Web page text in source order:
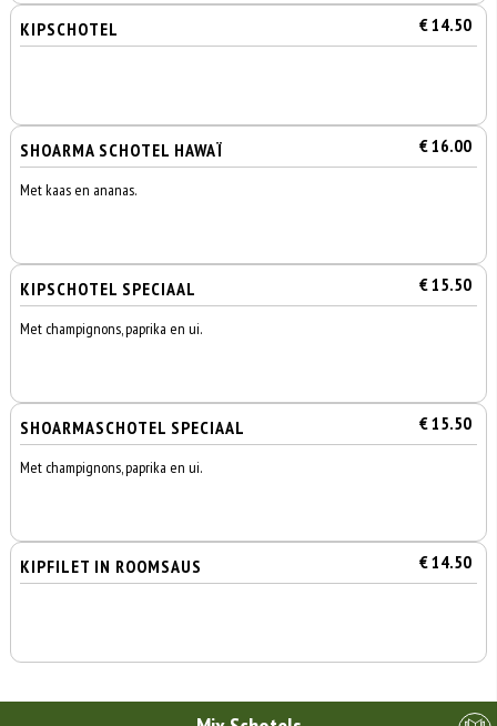
KIPSCHOTEL € 14.50
SHOARMA SCHOTEL HAWAÏ € 16.00
Met kaas en ananas.
KIPSCHOTEL SPECIAAL € 15.50
Met champignons, paprika en ui.
SHOARMASCHOTEL SPECIAAL € 15.50
Met champignons, paprika en ui.
KIPFILET IN ROOMSAUS € 14.50